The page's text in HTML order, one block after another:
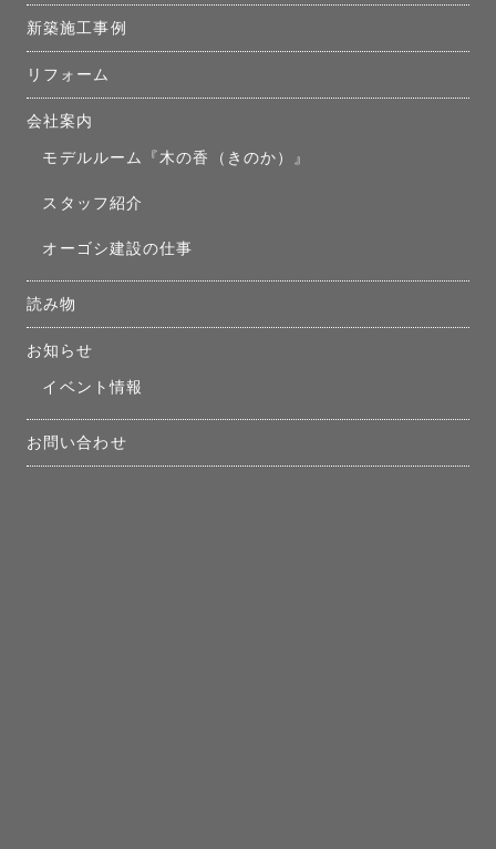
新築施工事例
リフォーム
会社案内
モデルルーム『木の香（きのか）』
スタッフ紹介
オーゴシ建設の仕事
読み物
お知らせ
イベント情報
お問い合わせ